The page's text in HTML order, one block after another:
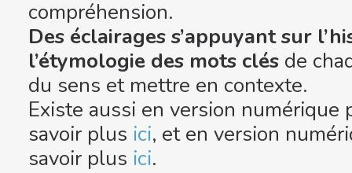
compréhension.
Des éclairages s’appuyant sur
l’étymologie des mots clés de
du sens et mettre en contexte.
Existe aussi en version numérique
savoir plus ici, et en version
savoir plus ici.